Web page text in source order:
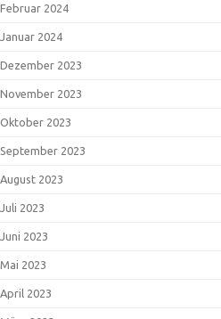
Februar 2024
Januar 2024
Dezember 2023
November 2023
Oktober 2023
September 2023
August 2023
Juli 2023
Juni 2023
Mai 2023
April 2023